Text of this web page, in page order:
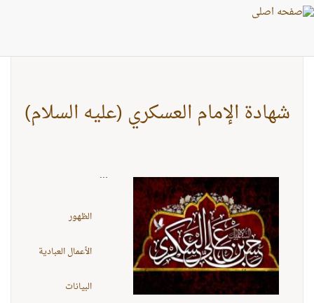
بطاقات: عصر الغيبة
شهادة الإمام العسكري (عليه السلام)
...
الظهور
الأعمال العبادية
البيانات